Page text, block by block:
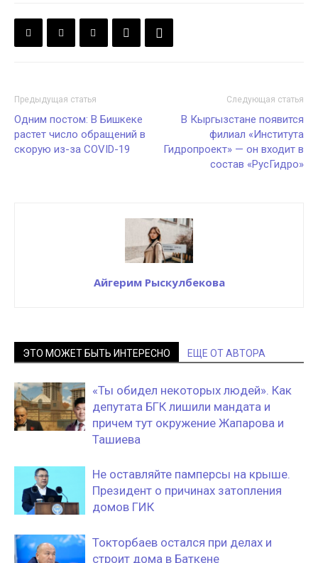
Предыдущая статья
Одним постом: В Бишкеке
растет число обращений в
скорую из-за COVID-19
Следующая статья
В Кыргызстане появится
филиал «Института
Гидропроект» — он входит в
состав «РусГидро»
Айгерим Рыскулбекова
ЭТО МОЖЕТ БЫТЬ ИНТЕРЕСНО ЕЩЕ ОТ АВТОРА
«Ты обидел некоторых людей». Как
депутата БГК лишили мандата и
причем тут окружение Жапарова и
Ташиева
Не оставляйте памперсы на крыше.
Президент о причинах затопления
домов ГИК
Токторбаев остался при делах и
строит дома в Баткене